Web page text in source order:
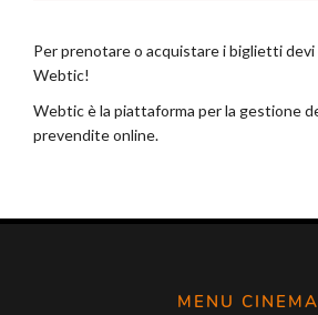
MENU CINEMA